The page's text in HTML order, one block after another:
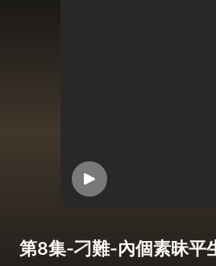
第8集-刁難-內個素昧平